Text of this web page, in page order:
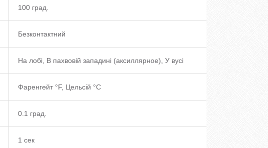
100 град.
Безконтактний
На лобі, В пахвовій западині (аксиллярное), У вусі
Фаренгейт °F, Цельсій °C
0.1 град.
1 сек